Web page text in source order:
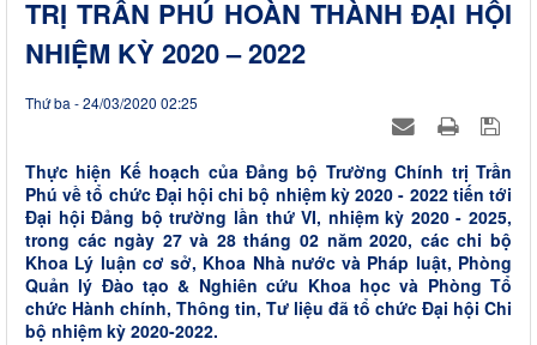
TRỊ TRẦN PHÚ HOÀN THÀNH ĐẠI HỘI
NHIỆM KỲ 2020 – 2022
Thứ ba - 24/03/2020 02:25
Thực hiện Kế hoạch của Đảng bộ Trường Chính trị Trần
Phú về tổ chức Đại hội chi bộ nhiệm kỳ 2020 - 2022 tiến tới
Đại hội Đảng bộ trường lần thứ VI, nhiệm kỳ 2020 - 2025,
trong các ngày 27 và 28 tháng 02 năm 2020, các chi bộ
Khoa Lý luận cơ sở, Khoa Nhà nước và Pháp luật, Phòng
Quản lý Đào tạo & Nghiên cứu Khoa học và Phòng Tổ
chức Hành chính, Thông tin, Tư liệu đã tổ chức Đại hội Chi
bộ nhiệm kỳ 2020-2022.